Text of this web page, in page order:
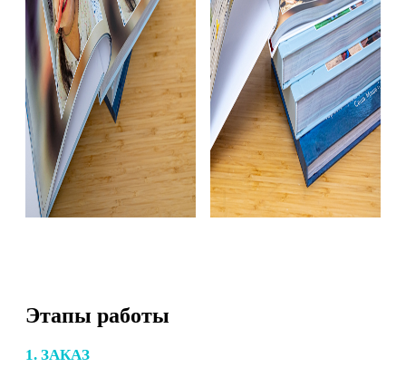
Этапы работы
1. ЗАКАЗ